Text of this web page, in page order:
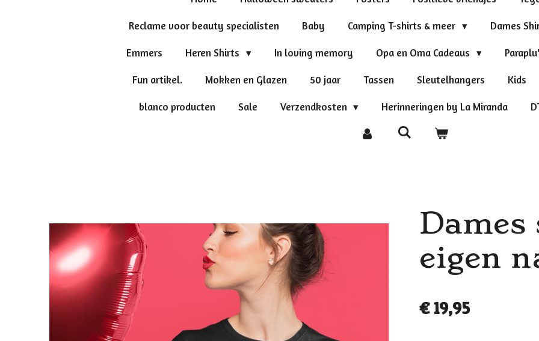
Reclame voor beauty specialisten Baby Camping T-shirts & meer Dames
Emmers Heren Shirts In loving memory Opa en Oma Cadeaus
Fun artikel. Mokken en Glazen 50 jaar Tassen Sleutelhangers Kids
blanco producten Sale Verzendkosten Herinneringen by La Miranda
eigen
€ 19,95